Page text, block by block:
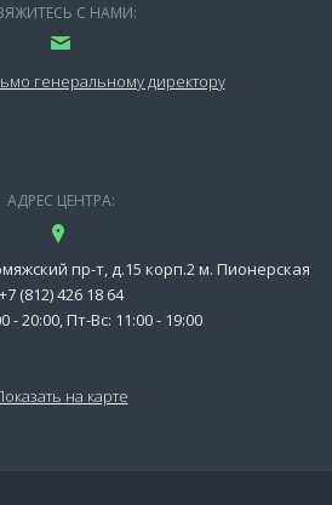
С НАМИ:
генеральному директору
АДРЕС ЦЕНТРА:
пр-т, д.15 корп.2 м. Пионерская
+7 (812) 426 18 64
- 20:00, Пт-Вс: 11:00 - 19:00
на карте